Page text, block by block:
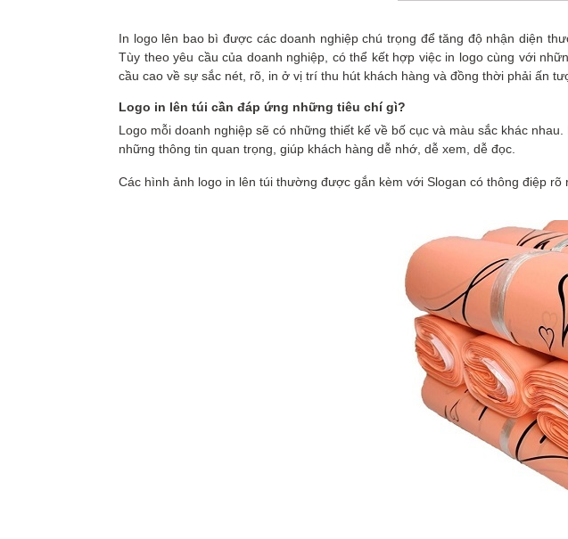
In logo lên bao bì được các doanh nghiệp chú trọng để tăng độ nhận diện
Tùy theo yêu cầu của doanh nghiệp, có thể kết hợp việc in logo cùng với
cầu cao về sự sắc nét, rõ, in ở vị trí thu hút khách hàng và đồng thời phải ấn
Logo in lên túi cần đáp ứng những tiêu chí gì?
Logo mỗi doanh nghiệp sẽ có những thiết kế về bố cục và màu sắc khác
những thông tin quan trọng, giúp khách hàng dễ nhớ, dễ xem, dễ đọc.
Các hình ảnh logo in lên túi thường được gắn kèm với Slogan có thông điệp